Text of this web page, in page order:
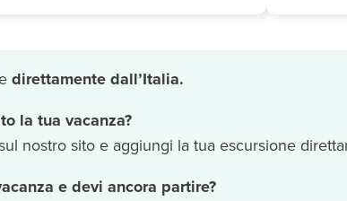
direttamente dall’Italia.
la tua vacanza?
nostro sito e aggiungi la tua escursione
e devi ancora partire?